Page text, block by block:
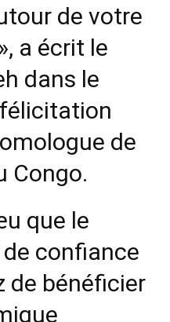
de votre
a écrit le
dans le
de
Congo.
que le
confiance
de bénéficier